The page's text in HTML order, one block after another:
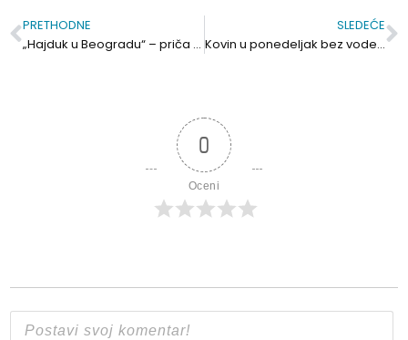
Prev
PRETHODNE
„Hajduk u Beogradu“ – priča koja nam je toliko potrebna
SLEDEĆE
Kovin u ponedeljak bez vode više sati
0
Oceni